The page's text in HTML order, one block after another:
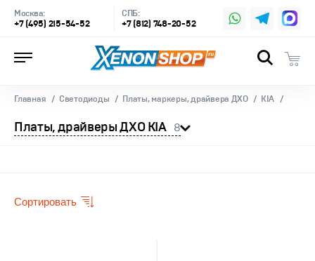
Москва:
+7 (495) 215-54-52
СПБ:
+7 (812) 748-20-52
Главная Светодиоды Платы, маркеры, драйвера ДХО KIA
Платы, драйверы ДХО KIA 8
Сортировать